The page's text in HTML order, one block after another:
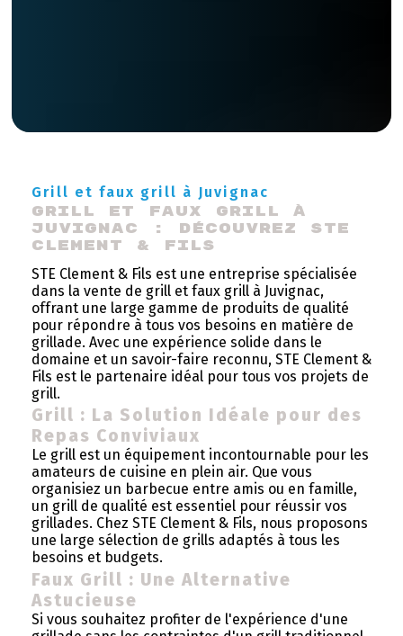
Grill et faux grill à Juvignac
Grill et Faux Grill à
Juvignac : Découvrez STE
Clement & Fils
STE Clement & Fils est une entreprise spécialisée
dans la vente de grill et faux grill à Juvignac,
offrant une large gamme de produits de qualité
pour répondre à tous vos besoins en matière de
grillade. Avec une expérience solide dans le
domaine et un savoir-faire reconnu, STE Clement &
Fils est le partenaire idéal pour tous vos projets de
grill.
Grill : La Solution Idéale pour des
Repas Conviviaux
Le grill est un équipement incontournable pour les
amateurs de cuisine en plein air. Que vous
organisiez un barbecue entre amis ou en famille,
un grill de qualité est essentiel pour réussir vos
grillades. Chez STE Clement & Fils, nous proposons
une large sélection de grills adaptés à tous les
besoins et budgets.
Faux Grill : Une Alternative
Astucieuse
Si vous souhaitez profiter de l'expérience d'une